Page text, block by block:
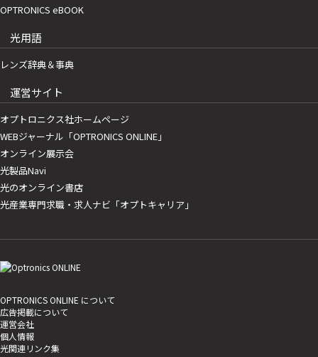
OPTRONICS eBOOK
光用語
レンズ辞典＆事典
運営サイト
オプトロニクス社ホームページ
WEBジャーナル「OPTRONICS ONLINE」
オンライン展示会
光製品Navi
光のオンライン書店
光産業専門求職・求人ナビ「オプトキャリア」
OPTRONICS ONLINE について
広告掲載について
運営会社
個人情報
光関連リンク集